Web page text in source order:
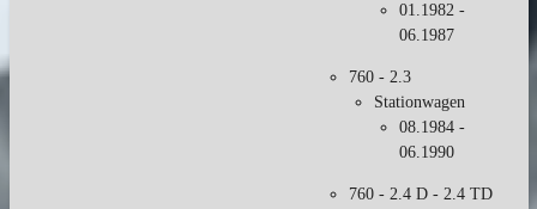
01.1982 -
06.1987
760 - 2.3
Stationwagen
08.1984 -
06.1990
760 - 2.4 D - 2.4 TD